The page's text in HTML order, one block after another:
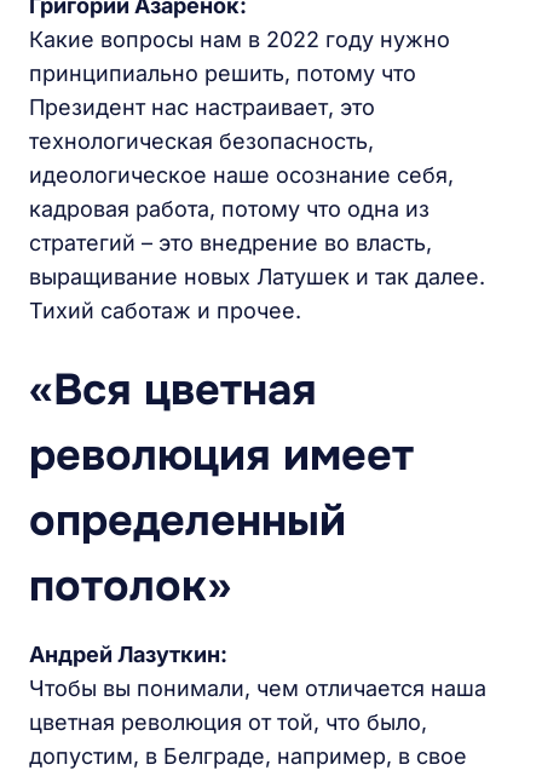
Григорий Азаренок:
Какие вопросы нам в 2022 году нужно
принципиально решить, потому что
Президент нас настраивает, это
технологическая безопасность,
идеологическое наше осознание себя,
кадровая работа, потому что одна из
стратегий – это внедрение во власть,
выращивание новых Латушек и так далее.
Тихий саботаж и прочее.
«Вся цветная
революция имеет
определенный
потолок»
Андрей Лазуткин:
Чтобы вы понимали, чем отличается наша
цветная революция от той, что было,
допустим, в Белграде, например, в свое